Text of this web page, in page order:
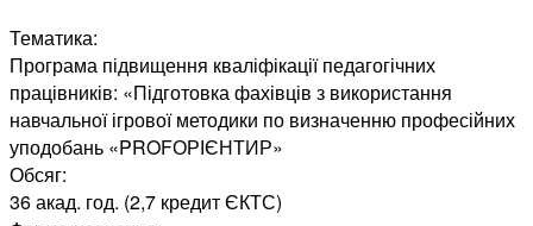
Тематика:
Програма підвищення кваліфікації педагогічних
працівників: «Підготовка фахівців з використання
навчальної ігрової методики по визначенню професійних
уподобань «PROFОРІЄНТИР»
Обсяг:
36 акад. год. (2,7 кредит ЄКТС)